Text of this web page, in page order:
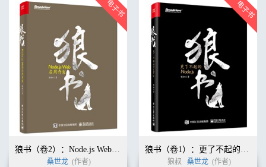
4.10 构建子类 100
4.11 类表达式 101
4.12 this 的指向 102
练习题 106
第 5 章 数字和日期 109
5.1 数字字面量 111
5.2 数字格式化 112
5.3 数字解析 113
5.4 数字方法和常量 114
5.5 数学运算方法和常量 115
5.6 大整数 116
5.7 构造日期 117
5.8 日期函数和方法 121
5.9 日期格式化 122
狼书（卷2）：Node.js Web应用开发
桑世龙 (作者)
狼书（卷1）：更了不起的Node.js
狼叔 桑世龙 (作者)